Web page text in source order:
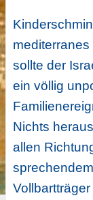
sollte der
ein völlig
Nichts
allen